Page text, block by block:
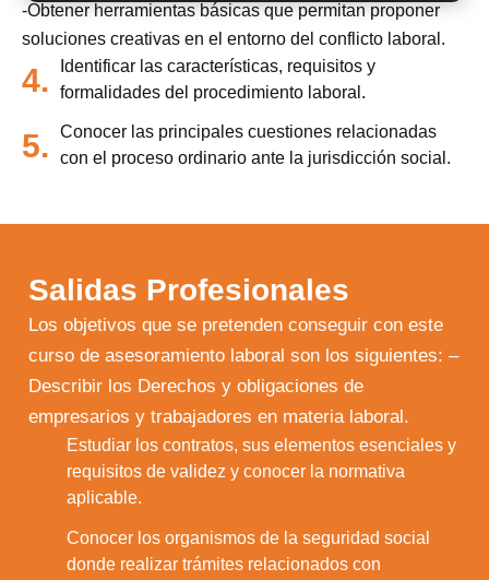
-Obtener herramientas básicas que permitan proponer
soluciones creativas en el entorno del conflicto laboral.
4.
Identificar las características, requisitos y
formalidades del procedimiento laboral.
5.
Conocer las principales cuestiones relacionadas
con el proceso ordinario ante la jurisdicción social.
Salidas Profesionales
Los objetivos que se pretenden conseguir con este
curso de asesoramiento laboral son los siguientes: –
Describir los Derechos y obligaciones de
empresarios y trabajadores en materia laboral.
Estudiar los contratos, sus elementos esenciales y
requisitos de validez y conocer la normativa
aplicable.
Conocer los organismos de la seguridad social
donde realizar trámites relacionados con